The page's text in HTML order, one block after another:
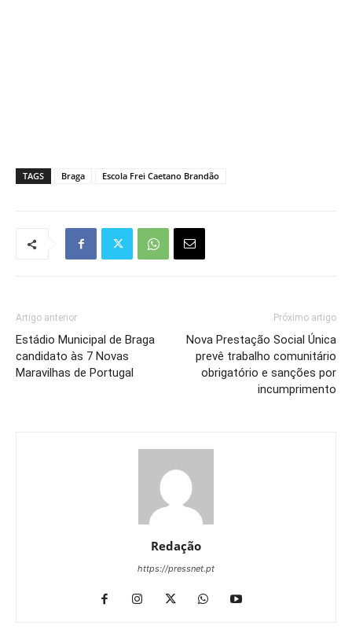
TAGS Braga Escola Frei Caetano Brandão
Artigo anterior
Estádio Municipal de Braga
candidato às 7 Novas
Maravilhas de Portugal
Próximo artigo
Nova Prestação Social Única
prevê trabalho comunitário
obrigatório e sanções por
incumprimento
Redação
https://pressnet.pt